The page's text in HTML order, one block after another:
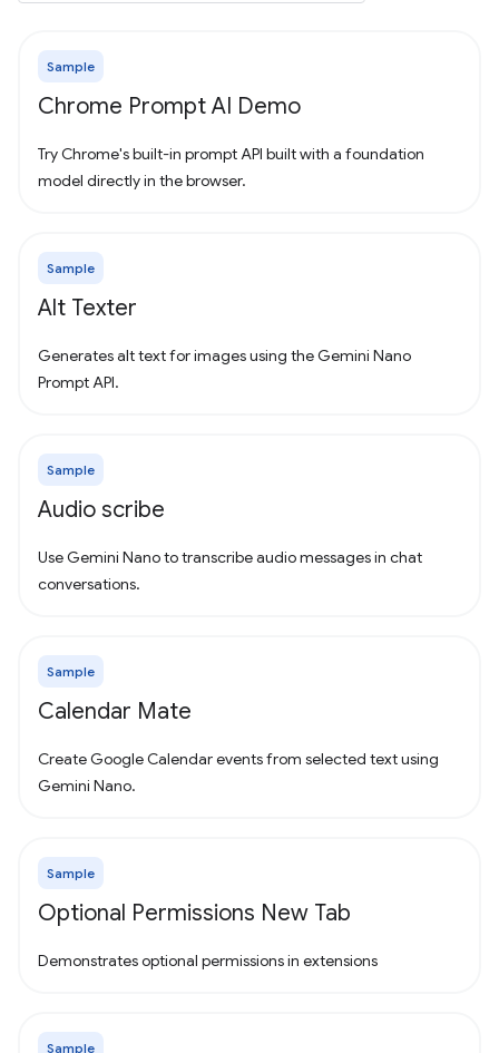
Sample
Chrome Prompt AI Demo
Try Chrome's built-in prompt API built with a foundation
model directly in the browser.
Sample
Alt Texter
Generates alt text for images using the Gemini Nano
Prompt API.
Sample
Audio scribe
Use Gemini Nano to transcribe audio messages in chat
conversations.
Sample
Calendar Mate
Create Google Calendar events from selected text using
Gemini Nano.
Sample
Optional Permissions New Tab
Demonstrates optional permissions in extensions
Sample